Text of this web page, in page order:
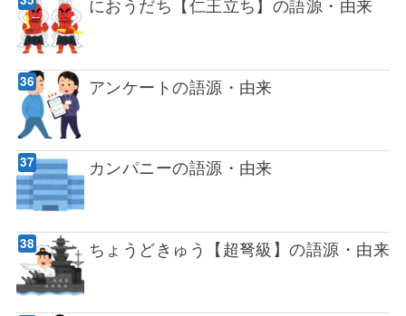
におうだち【仁王立ち】の語源・由来
アンケートの語源・由来
カンパニーの語源・由来
ちょうどきゅう【超弩級】の語源・由来